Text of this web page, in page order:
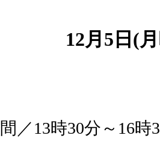
12月5日(
／13時30分～16